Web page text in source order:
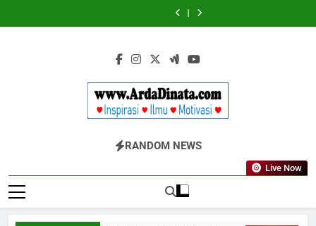
to
Kekinian
EFEKTA
English
for
Adults
Wajib
Diketahui
Kekinian
di
EFEKTA
English
for
Adults
BERDAYA
Inspirasi, Ilmu, Dan Motivasi
RANDOM NEWS
Live Now